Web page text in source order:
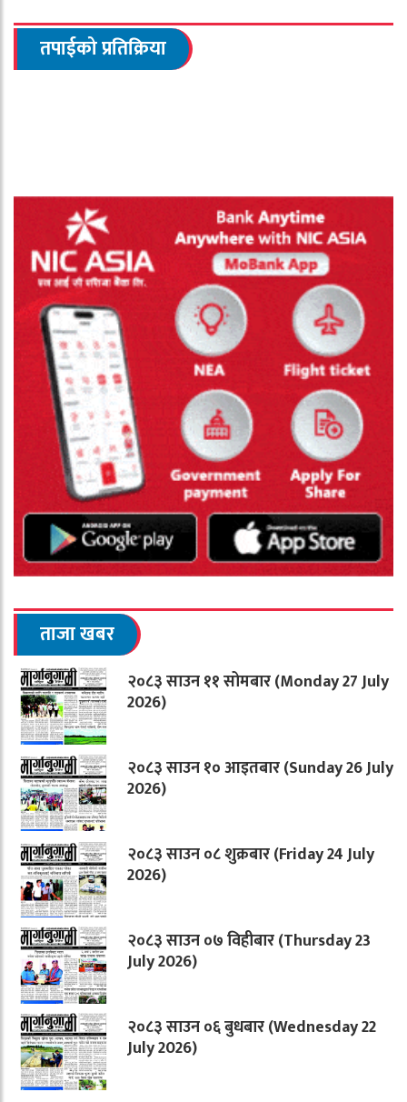
तपाईको प्रतिक्रिया
ताजा खबर
२०८३ साउन ११ सोमबार (Monday 27 July
2026)
२०८३ साउन १० आइतबार (Sunday 26 July
2026)
२०८३ साउन ०८ शुक्रबार (Friday 24 July
2026)
२०८३ साउन ०७ विहीबार (Thursday 23
July 2026)
२०८३ साउन ०६ बुधबार (Wednesday 22
July 2026)